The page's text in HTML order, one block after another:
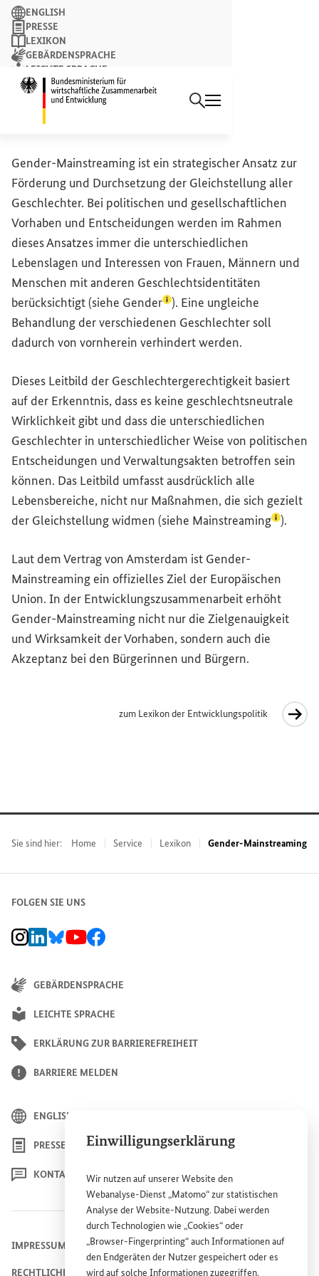
Einwilligungserklärung
Wir nutzen auf unsererWebsite den
Webanalyse-Dienst „Matomo“ zur statistischen
Analyse derWebsite-Nutzung. Dabei werden
durch Technologien wie „Cookies“ oder
„Browser-Fingerprinting“ auch Informationen auf
den Endgeräten der Nutzer gespeichert oder es
wird auf solche Informationen zugegriffen.
Suchbegriff
Suchen
ENGLISH
PRESSE
LEXIKON
GEBÄRDENSPRACHE
LEICHTE SPRACHE
NEWSLETTER
Gender
Gender-Mainstreaming ist ein strategischer Ansatz zur
Förderung und Durchsetzung der Gleichstellung aller
Geschlechter. Bei politischen und gesellschaftlichen
Vorhaben und Entscheidungen werden im Rahmen
dieses Ansatzes immer die unterschiedlichen
Lebenslagen und Interessen von Frauen, Männern und
Menschen mit anderen Geschlechtsidentitäten
berücksichtigt (siehe Gender(Lexikon-Eintrag zum Begriff
). Eine ungleiche
Behandlung der verschiedenen Geschlechter soll
dadurch von vornherein verhindert werden.
Dieses Leitbild der Geschlechtergerechtigkeit basiert
auf der Erkenntnis, dass es keine geschlechtsneutrale
Wirklichkeit gibt und dass die unterschiedlichen
Geschlechter in unterschiedlicher Weise von politischen
Entscheidungen und Verwaltungsakten betroffen sein
können. Das Leitbild umfasst ausdrücklich alle
Lebensbereiche, nicht nur Maßnahmen, die sich gezielt
der Gleichstellung widmen (siehe Mainstreaming ).
Laut dem Vertrag von Amsterdam ist Gender-
Mainstreaming ein offizielles Ziel der Europäischen
Union. In der Entwicklungszusammenarbeit erhöht
Gender-Mainstreaming nicht nur die Zielgenauigkeit
und Wirksamkeit der Vorhaben, sondern auch die
Akzeptanz bei den Bürgerinnen und Bürgern.
zum Lexikon der Entwicklungspolitik
Interner Link
Sie sind hier: Home Service Lexikon Gender-Mainstreaming
FOLGEN SIE UNS
BMZ Instagram-Kanal, Externer Link
BMZ LinkedIn Unternehmensseite, Externer Link
BMZ Bluesky-Seite, Externer Link
BMZ Youtube-Kanal, Externer Link
BMZ Facebook-Seite, Externer Link
GEBÄRDENSPRACHE
LEICHTE SPRACHE
ERKLÄRUNG ZUR BARRIEREFREIHEIT
BARRIERE MELDEN
ENGLISH
PRESSE
KONTAKT
IMPRESSUM
RECHTLICHE HINWEISE